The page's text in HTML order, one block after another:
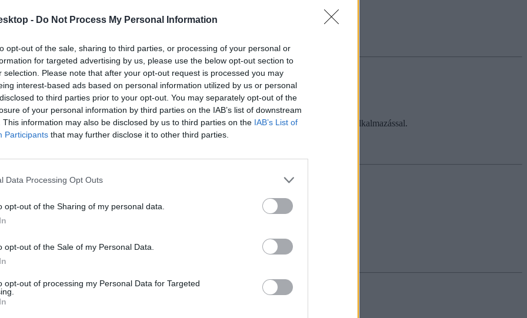
- Do Not Process My Personal Information
opt-out of the sale, sharing to third parties, or processing of your personal or
for targeted advertising by us, please use the below opt-out section to
selection. Please note that after your opt-out request is processed you may
interest-based ads based on personal information utilized by us or personal
to third parties prior to your opt-out. You may separately opt-out of the
of your personal information by third parties on the IAB’s list of downstream
This information may also be disclosed by us to third parties on the IAB’s List of
Participants that may further disclose it to other third parties.
Data Processing Opt Outs
opt-out of the Sharing of my personal data.
opt-out of the Sale of my Personal Data.
opt-out of processing my Personal Data for Targeted
többen.
2024-ben
de vitathatatlan, hogy az angolt tanulják továbbra is a legtöbb helyen a népszerű nyelvtanuló alkalmazással.